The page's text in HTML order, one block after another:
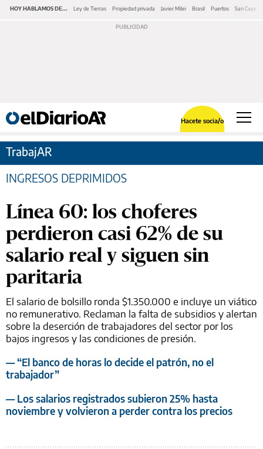
HOY HABLAMOS DE... Ley de Tierras Propiedad privada Javier Milei Brasil Puertos San
Hacete socia/o
TrabajAR
INGRESOS DEPRIMIDOS
Línea 60: los choferes
perdieron casi 62% de su
salario real y siguen sin
paritaria
El salario de bolsillo ronda $1.350.000 e incluye un viático
no remunerativo. Reclaman la falta de subsidios y alertan
sobre la deserción de trabajadores del sector por los
bajos ingresos y las condiciones de presión.
— “El banco de horas lo decide el patrón, no el
trabajador”
— Los salarios registrados subieron 25% hasta
noviembre y volvieron a perder contra los precios